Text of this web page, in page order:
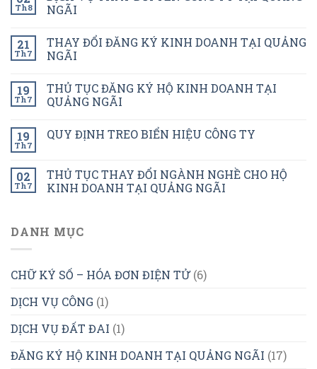
Th8
NGÃI
21
Th7
THAY ĐỔI ĐĂNG KÝ KINH DOANH TẠI QUẢNG
NGÃI
19
Th7
THỦ TỤC ĐĂNG KÝ HỘ KINH DOANH TẠI
QUẢNG NGÃI
19
Th7
QUY ĐỊNH TREO BIỂN HIỆU CÔNG TY
02
Th7
THỦ TỤC THAY ĐỔI NGÀNH NGHỀ CHO HỘ
KINH DOANH TẠI QUẢNG NGÃI
DANH MỤC
CHỮ KÝ SỐ – HÓA ĐƠN ĐIỆN TỬ(6)
DỊCH VỤ CÔNG (1)
DỊCH VỤ ĐẤT ĐAI (1)
ĐĂNG KÝ HỘ KINH DOANH TẠI QUẢNG NGÃI (17)